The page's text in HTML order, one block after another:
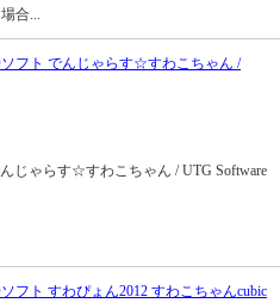
合...
フト でんじゃらす☆すわこちゃん /
じゃらす☆すわこちゃん / UTG Software
フト すわぴょん2012 すわこちゃんcubic